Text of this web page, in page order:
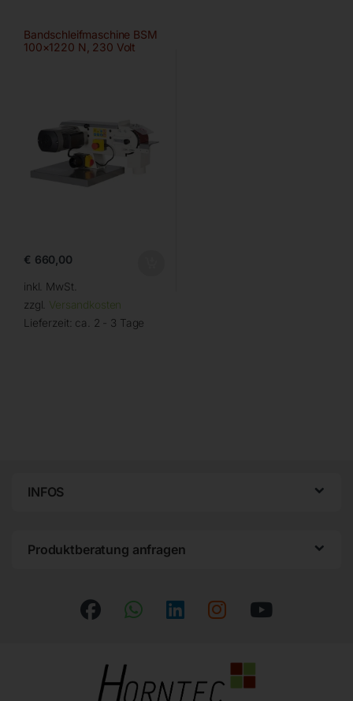
Bandschleifmaschine BSM
100×1220 N, 230 Volt
€ 660,00
inkl. MwSt.
zzgl. Versandkosten
Lieferzeit: ca. 2 - 3 Tage
INFOS
Produktberatung anfragen